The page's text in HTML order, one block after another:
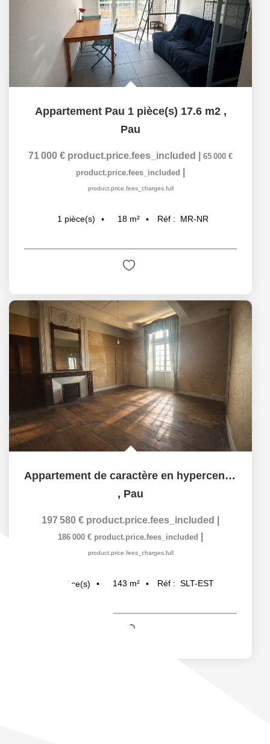
Appartement Pau 1 pièce(s) 17.6 m2 ,
Pau
71 000 € product.price.fees_included
65 000 €
product.price.fees_included
product.price.fees_charges.full
1 pièce(s) 18 m² Réf : MR-NR
Appartement de caractère en hypercentre de Pau
, Pau
197 580 € product.price.fees_included
186 000 € product.price.fees_included
product.price.fees_charges.full
pièce(s) 143 m² Réf : SLT-EST